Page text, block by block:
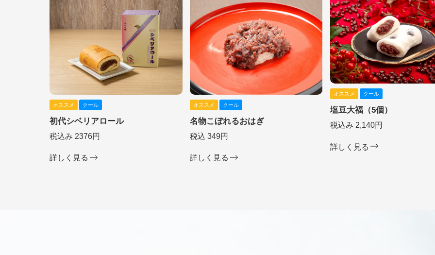
オススメ クール
初代シベリアロール
税込み 2376円
詳しく見る
オススメ クール
名物こぼれるおはぎ
税込 349円
詳しく見る
オススメ クール
塩豆大福（5個）
税込み 2,140円
詳しく見る